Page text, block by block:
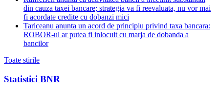
din cauza taxei bancare; strategia va fi reevaluata, nu vor mai
fi acordate credite cu dobanzi mici
Tariceanu anunta un acord de principiu privind taxa bancara:
ROBOR-ul ar putea fi inlocuit cu marja de dobanda a
bancilor
Toate stirile
Statistici BNR